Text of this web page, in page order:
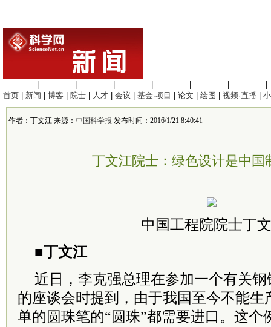
首页
新闻 博客 院士 人才 会议 基金·项目 论文 绘图 视频·直播
作者：丁文江 来源： 中国科学报 发布时间：2016/1/21 8:40:41
丁文江院士：绿色设计是中国
中国工程院院士丁
■丁文江
近日，李克强总理在参加一个有关
的座谈会时提到，由于我国至今不能生
单的圆珠笔的“圆珠”都需要进口。这个